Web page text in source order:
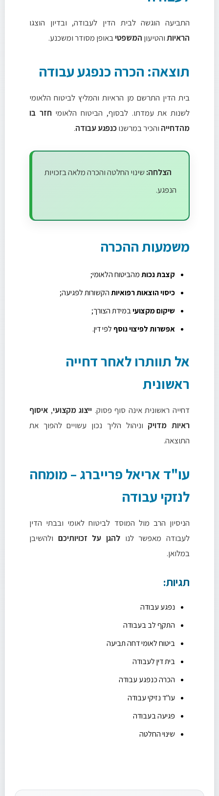
התביעה הוגשה לבית הדין לעבודה, ובדיון הוצגו
הראיותוהטיעון המשפטיבאופן מסודר ומשכנע.
תוצאה: הכרה כנפגע עבודה
בית הדין התרשם מן הראיות והמליץ לביטוח הלאומי
לשנות את עמדתו. לבסוף, הביטוח הלאומיחזר בו
מהדחייה והכיר במרשנוכנפגע עבודה.
הצלחה: שינוי החלטה והכרה מלאה בזכויות
הנפגע.
משמעות ההכרה
קצבת נכותמהביטוח הלאומי;
כיסוי הוצאות רפואיותהקשורות לפגיעה;
שיקום מקצועיבמידת הצורך;
אפשרות לפיצוי נוסף לפי דין.
אל תוותרו לאחר דחייה
ראשונית
דחייה ראשונית אינה סוף פסוק. ייצוג מקצועי, איסוף
ראיות מדויק וניהול הליך נכון עשויים להפוך את
התוצאה.
עו"ד אריאל פרייברג – מומחה
לנזקי עבודה
הניסיון הרב מול המוסד לביטוח לאומי ובבתי הדין
לעבודה מאפשר לנו להגן על זכויותיכם ולהשיבן
במלואן.
תגיות:
נפגע עבודה
התקף לב בעבודה
ביטוח לאומי דחה תביעה
בית דין לעבודה
הכרה כנפגע עבודה
עו"ד נזיקי עבודה
פגיעה בעבודה
שינוי החלטה